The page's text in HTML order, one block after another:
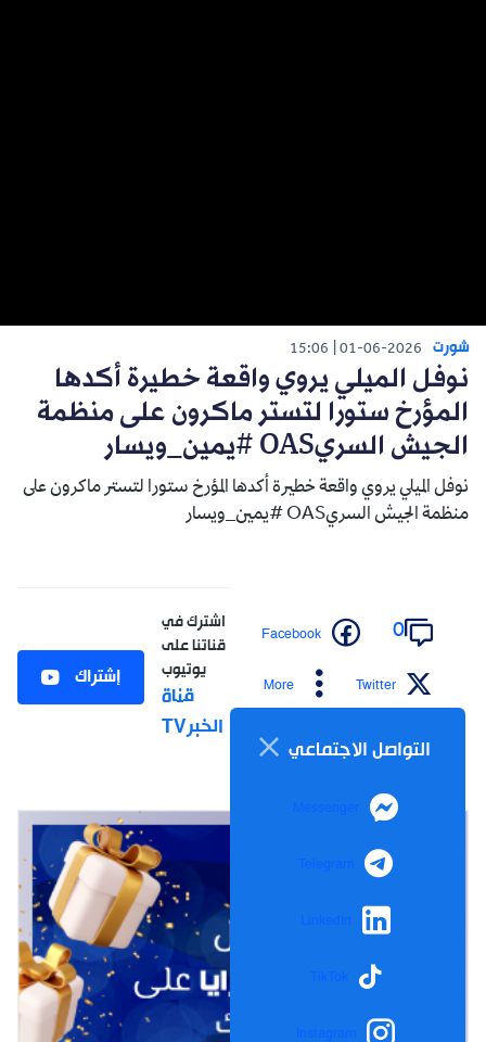
شورت 01-06-2026
15:06
نوفل الميلي يروي واقعة خطيرة أكدها
المؤرخ ستورا لتستر ماكرون على منظمة
الجيش السريOAS #يمين_ويسار
نوفل الميلي يروي واقعة خطيرة أكدها المؤرخ ستورا لتستر ماكرون على
منظمة الجيش السريOAS #يمين_ويسار
0
Facebook
Twitter
More
التواصل الاجتماعي
Messenger
Telegram
LinkedIn
TikTok
Instagram
اشترك في
قناتنا على
يوتيوب
قناة
الخبرTV
إشتراك